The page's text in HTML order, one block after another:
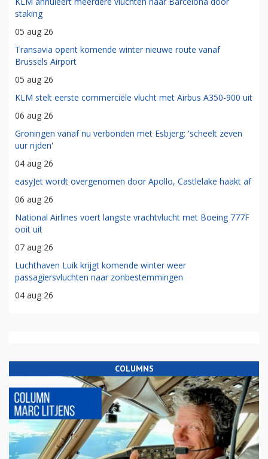
staking
05 aug 26
Transavia opent komende winter nieuwe route vanaf
Brussels Airport
05 aug 26
KLM stelt eerste commerciële vlucht met Airbus A350-900 uit
06 aug 26
Groningen vanaf nu verbonden met Esbjerg: 'scheelt zeven
uur rijden'
04 aug 26
easyJet wordt overgenomen door Apollo, Castlelake haakt af
06 aug 26
National Airlines voert langste vrachtvlucht met Boeing 777F
ooit uit
07 aug 26
Luchthaven Luik krijgt komende winter weer
passagiersvluchten naar zonbestemmingen
04 aug 26
COLUMNS